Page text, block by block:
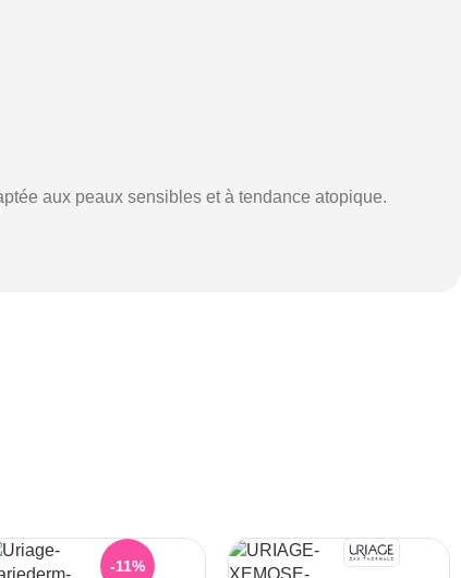
aux peaux sensibles et à tendance atopique.
-11%